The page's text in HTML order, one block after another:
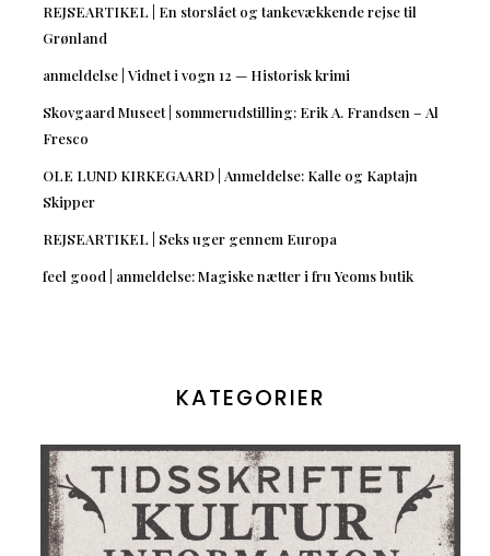
REJSEARTIKEL | En storslået og tankevækkende rejse til
Grønland
anmeldelse | Vidnet i vogn 12 — Historisk krimi
Skovgaard Museet | sommerudstilling: Erik A. Frandsen – Al
Fresco
OLE LUND KIRKEGAARD | Anmeldelse: Kalle og Kaptajn
Skipper
REJSEARTIKEL | Seks uger gennem Europa
feel good | anmeldelse: Magiske nætter i fru Yeoms butik
KATEGORIER